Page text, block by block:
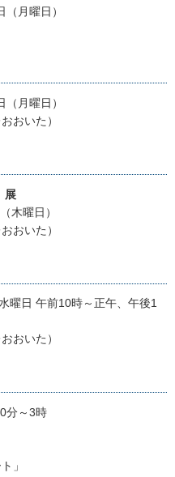
月曜日）
月曜日）
おいた）
展
木曜日）
おいた）
曜日 午前10時～正午、午後1
おいた）
分～3時
」